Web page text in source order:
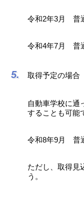
令和2年3月 普
令和4年7月 普
取得予定の場合
自動車学校に通
することも可能
令和8年9月 普
ただし、取得見
う。